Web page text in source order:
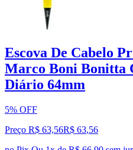
Escova De Cabelo
Marco Boni Bonitta
Diário 64mm
5% OFF
Preço R$ 63,56R$ 63,56